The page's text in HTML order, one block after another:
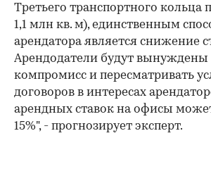
Третьего транспортного кольца
1,1 млн кв. м), единственным
арендатора является снижение
Арендодатели будут вынуждены
компромисс и пересматривать
договоров в интересах
арендных ставок на офисы
15%", - прогнозирует эксперт.